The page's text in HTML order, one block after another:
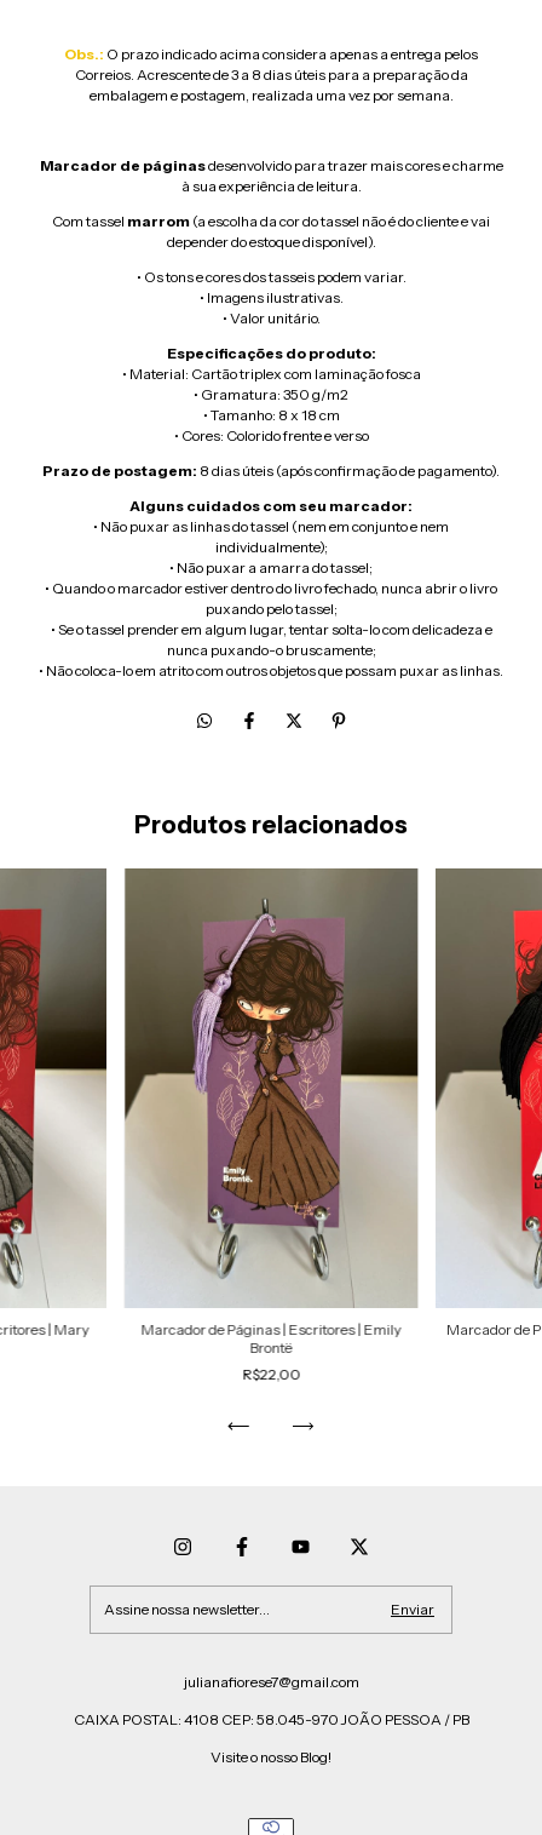
Obs.: O prazo indicado acima considera apenas a entrega pelos
Correios. Acrescente de 3 a 8 dias úteis para a preparação da
embalagem e postagem, realizada uma vez por semana.
Marcador de páginasdesenvolvido para trazer mais cores e charme
à sua experiência de leitura.
Com tassel marrom (a escolha da cor do tassel não é do cliente e vai
depender do estoque disponível).
• Os tons e cores dos tasseis podem variar.
• Imagens ilustrativas.
• Valor unitário.
Especificações do produto:
• Material: Cartão triplex com laminação fosca
• Gramatura: 350 g/m2
• Tamanho: 8 x 18 cm
• Cores: Colorido frente e verso
Prazo de postagem: 8 dias úteis (após confirmação de pagamento).
Alguns cuidados com seu marcador:
• Não puxar as linhas do tassel (nem em conjunto e nem
individualmente);
• Não puxar a amarra do tassel;
• Quando o marcador estiver dentro do livro fechado, nunca abrir o livro
puxando pelo tassel;
• Se o tassel prender em algum lugar, tentar solta-lo com delicadeza e
nunca puxando-o bruscamente;
• Não coloca-lo em atrito com outros objetos que possam puxar as linhas.
Produtos relacionados
| Mary
Marcador de Páginas | Escritores | Emily
Brontë
R$22,00
Marcador de
julianafiorese7@gmail.com
CAIXA POSTAL: 4108 CEP: 58.045-970 JOÃO PESSOA / PB
Visite o nosso Blog!